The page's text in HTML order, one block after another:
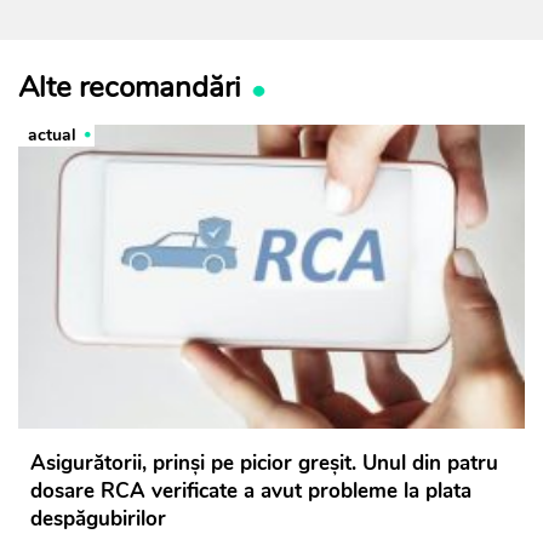
Alte recomandări
actual
Asigurătorii, prinși pe picior greșit. Unul din patru
dosare RCA verificate a avut probleme la plata
despăgubirilor